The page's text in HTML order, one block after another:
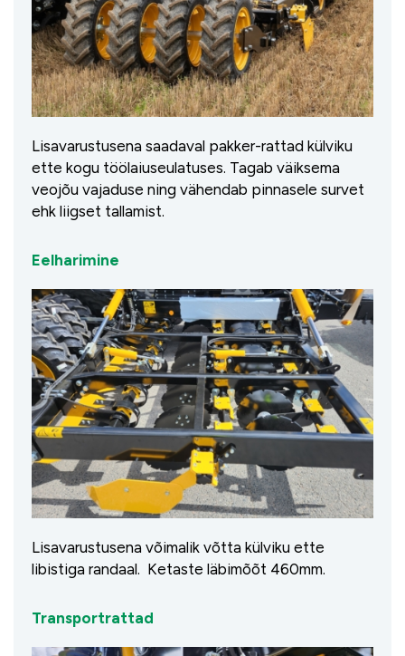
Lisavarustusena saadaval pakker-rattad külviku
ette kogu töölaiuseulatuses. Tagab väiksema
veojõu vajaduse ning vähendab pinnasele survet
ehk liigset tallamist.
Eelharimine
Lisavarustusena võimalik võtta külviku ette
libistiga randaal. Ketaste läbimõõt 460mm.
Transportrattad